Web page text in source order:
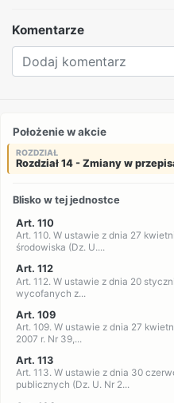
Komentarze
Położenie w akcie
ROZDZIAŁ
Rozdział 14 - Zmiany w
Blisko w tej jednostce
Art. 110
Art. 110. W ustawie z dnia 27
środowiska (Dz. U....
Art. 112
Art. 112. W ustawie z dnia 20
wycofanych z...
Art. 109
Art. 109. W ustawie z dnia 27
2007 r. Nr 39,...
Art. 113
Art. 113. W ustawie z dnia 30
publicznych (Dz. U. Nr 2...